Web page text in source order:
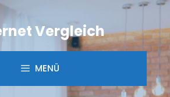
Vergleich
MENÜ